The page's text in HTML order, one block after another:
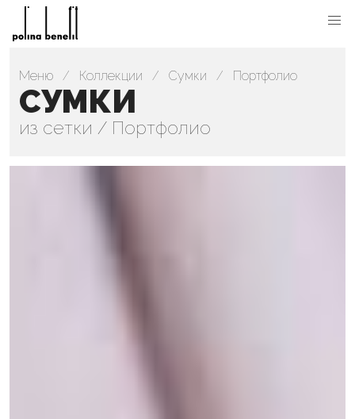
Меню Коллекции Сумки Портфолио
СУМКИ
из сетки / Портфолио